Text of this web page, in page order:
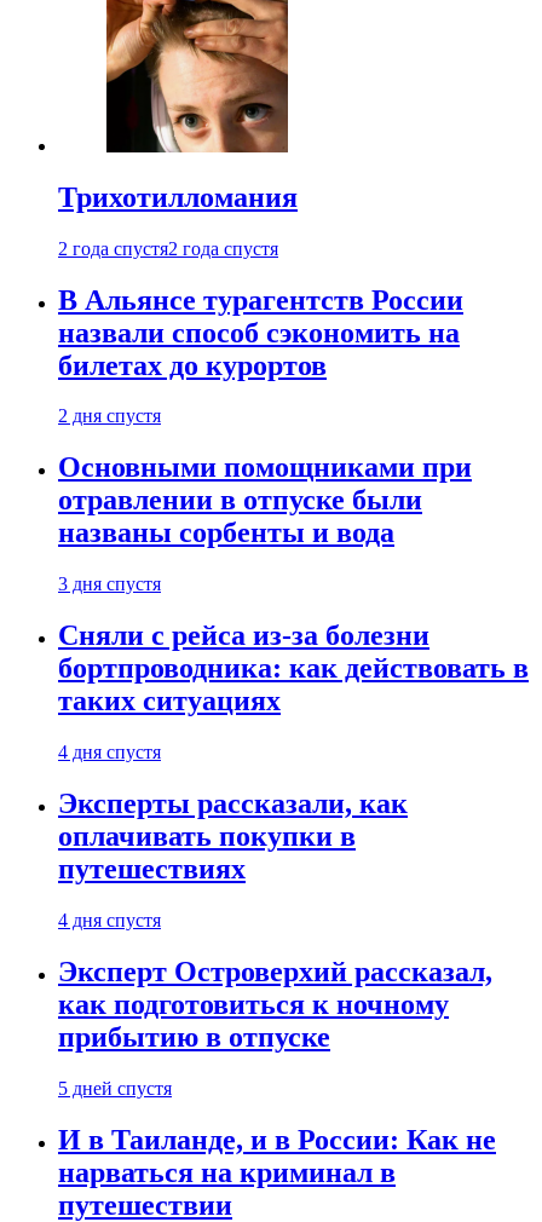
Трихотилломания
2 года спустя2 года спустя
В Альянсе турагентств России
назвали способ сэкономить на
билетах до курортов
2 дня спустя
Основными помощниками при
отравлении в отпуске были
названы сорбенты и вода
3 дня спустя
Сняли с рейса из-за болезни
бортпроводника: как действовать в
таких ситуациях
4 дня спустя
Эксперты рассказали, как
оплачивать покупки в
путешествиях
4 дня спустя
Эксперт Островерхий рассказал,
как подготовиться к ночному
прибытию в отпуске
5 дней спустя
И в Таиланде, и в России: Как не
нарваться на криминал в
путешествии